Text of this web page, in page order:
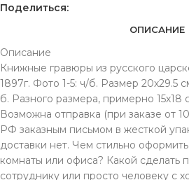
Поделиться:
ОПИСАНИЕ
Описание
Книжные гравюры из русского
1897г. Фото 1-5: ч/б. Размер 20х29.5
б. Разного размера, примерно 15х18
Возможна отправка (при заказе от
РФ заказным письмом в жесткой
доставки нет. Чем стильно
комнаты или офиса? Какой сделать
сотруднику или просто человеку с